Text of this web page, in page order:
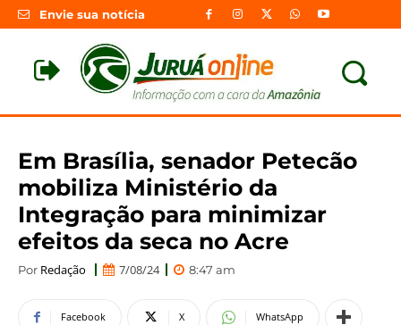
Envie sua notícia
Em Brasília, senador Petecão
mobiliza Ministério da
Integração para minimizar
efeitos da seca no Acre
Por Redação 7/08/24 8:47 am
Facebook X WhatsApp